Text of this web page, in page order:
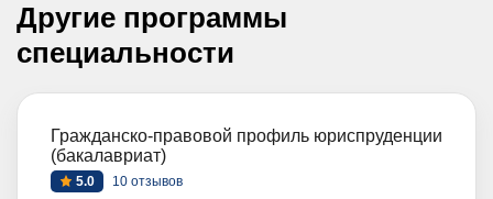
Другие программы
специальности
Гражданско-правовой профиль юриспруденции
(бакалавриат)
5.0 10 отзывов